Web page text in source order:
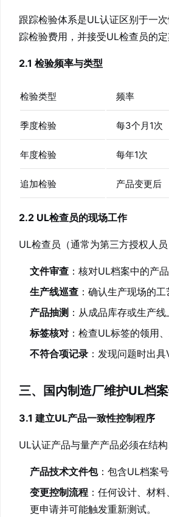
跟踪检验体系是UL认证区别于一
踪检验费用，并接受UL检查员的定
2.1 检验频率与类型
检验类型 频率
季度检验 每3个月1次
年度检验 每年1次
追加检验 产品变更后
2.2 UL检查员的现场工作
UL检查员（通常为第三方授权人
文件审查 ：核对UL档案中的产
生产线巡查 ：确认生产现场的
产品抽测 ：从成品库存或生产
标签核对 ：检查UL标签的领用
不符合项记录 ：发现问题时出
三、国内制造厂维护UL档
3.1 建立UL产品一致性控制程序
UL认证产品与量产产品必须在结
产品技术文件包：包含UL档案
变更控制流程 ：任何设计、材
更申请并可能触发重新测试。